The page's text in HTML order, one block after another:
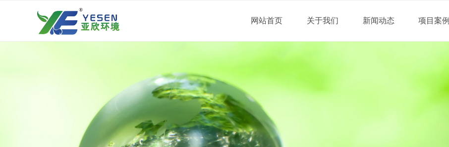
网站首页 关于我们 新闻动态 项目案例